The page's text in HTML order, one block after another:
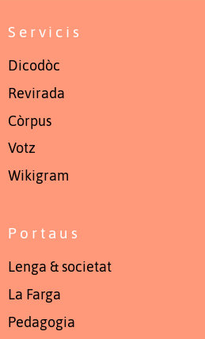
Servicis
Dicodòc
Revirada
Còrpus
Votz
Wikigram
Portaus
Lenga & societat
La Farga
Pedagogia